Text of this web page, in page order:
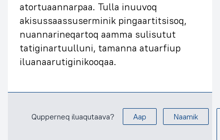
atortuaannarpaa. Tulla inuuvoq
akisussaassuserminik pingaartitsisoq,
nuannarineqartoq aamma sulisutut
tatiginartuulluni, tamanna atuarfiup
iluanaarutiginikooqaa.
Qupperneq iluaqutaava? Aap Naamik